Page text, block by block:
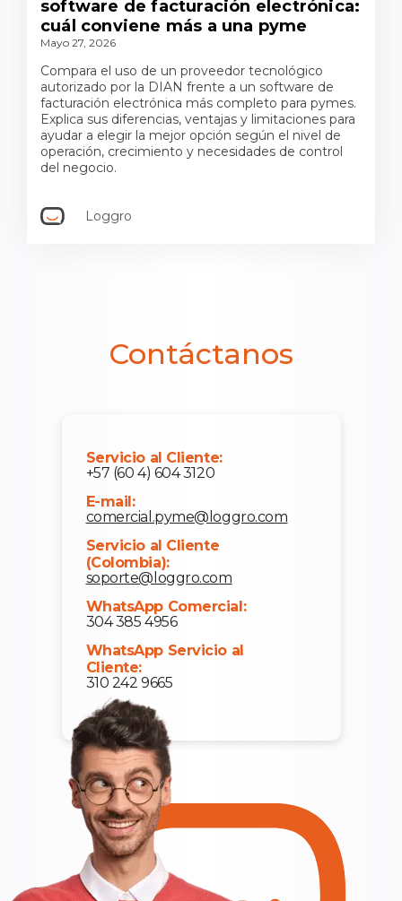
software de facturación electrónica:
cuál conviene más a una pyme
Mayo 27, 2026
Compara el uso de un proveedor tecnológico
autorizado por la DIAN frente a un software de
facturación electrónica más completo para pymes.
Explica sus diferencias, ventajas y limitaciones para
ayudar a elegir la mejor opción según el nivel de
operación, crecimiento y necesidades de control
del negocio.
Loggro
Contáctanos
Servicio al Cliente:
+57 (60 4) 604 3120
E-mail:
comercial.pyme@loggro.com
Servicio al Cliente
(Colombia):
soporte@loggro.com
WhatsApp Comercial:
304 385 4956
WhatsApp Servicio al
Cliente:
310 242 9665